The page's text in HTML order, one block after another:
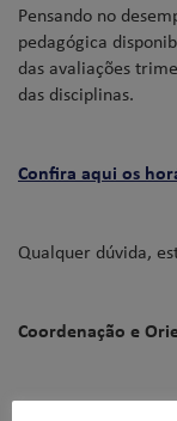
Pensando no
pedagógica
das avaliações
das disciplinas.
Confira aqui os
Qualquer dúvida,
Coordenação e